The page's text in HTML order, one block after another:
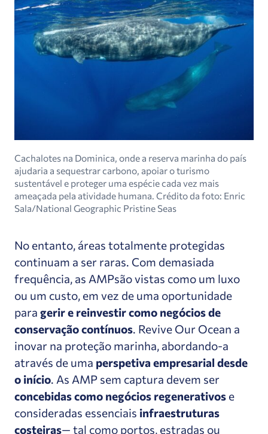
Cachalotes na Dominica, onde a reserva marinha do país
ajudaria a sequestrar carbono, apoiar o turismo
sustentável e proteger uma espécie cada vez mais
ameaçada pela atividade humana. Crédito da foto: Enric
Sala/National Geographic Pristine Seas
No entanto, áreas totalmente protegidas
continuam a ser raras. Com demasiada
frequência, as AMPsão vistas como um luxo
ou um custo, em vez de uma oportunidade
para gerir e reinvestir como negócios de
conservação contínuos. Revive Our Ocean a
inovar na proteção marinha, abordando-a
através de uma perspetiva empresarial desde
o início. As AMP sem captura devem ser
concebidas como negócios regenerativose
consideradas essenciais infraestruturas
costeiras— tal como portos, estradas ou